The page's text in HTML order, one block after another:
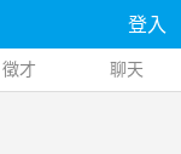
登入
徵才 聊天